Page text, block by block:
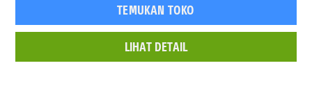
TEMUKAN TOKO
LIHAT DETAIL